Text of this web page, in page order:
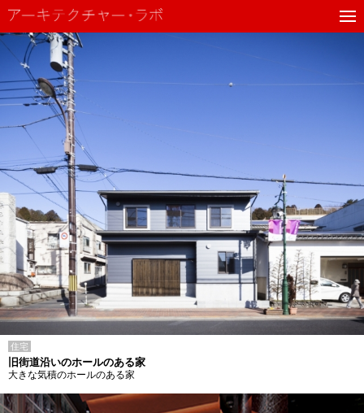
住宅
旧街道沿いのホールのある家
大きな気積のホールのある家